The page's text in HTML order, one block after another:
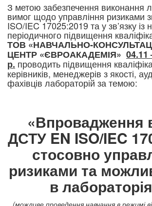
З метою забезпечення виконання
вимог щодо управління ризиками
ISO/IEC 17025:2019 та у зв’язку із
періодичного підвищення
ТОВ «НАВЧАЛЬНО-
ЦЕНТР «ЄВРОАКАДЕМІЯ» 04.11
р. проводить підвищення
керівників, менеджерів з якості,
фахівців лабораторій за темою:
«Впровадження
ДСТУ EN ISO/IEC
стосовно
ризиками та
в
(можливе проведення навчання в режимі